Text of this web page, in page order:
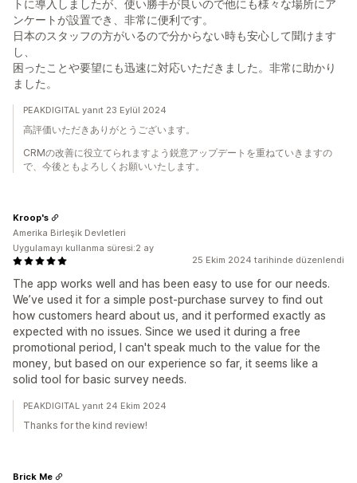
トに導入しましたが、使い勝手が良いので他にも様々な場所にア
ンケートが設置でき、非常に便利です。
日本のスタッフの方がいるので分からない時も安心して聞けます
し、
困ったことや要望にも迅速に対応いただきました。非常に助かり
ました。
PEAKDIGITAL yanıt 23 Eylül 2024
高評価いただきありがとうございます。
CRMの改善に役立てられますよう鋭意アップデートを重ねていきますの
で、今後ともよろしくお願いいたします。
25 Ekim 2024 tarihinde düzenlendi
The app works well and has been easy to use for our needs.
We’ve used it for a simple post-purchase survey to find out
how customers heard about us, and it performed exactly as
expected with no issues. Since we used it during a free
promotional period, I can't speak much to the value for the
money, but based on our experience so far, it seems like a
solid tool for basic survey needs.
Kroop's
Amerika Birleşik Devletleri
Uygulamayı kullanma süresi:2 ay
PEAKDIGITAL yanıt 24 Ekim 2024
Thanks for the kind review!
Brick Me